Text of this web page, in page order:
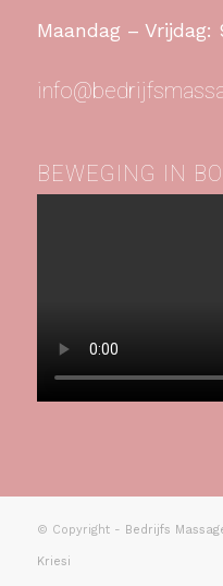
Maandag – Vrijdag:
BEWEGING IN
© Copyright - Bedrijfs
Kriesi